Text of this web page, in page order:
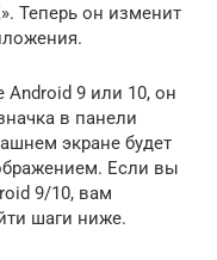
Теперь он изменит
9 или 10, он
в панели
экране будет
Если вы
9/10, вам
шаги ниже.